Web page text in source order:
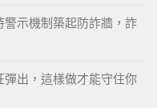
示機制築起防詐牆，詐
出，這樣做才能守住你